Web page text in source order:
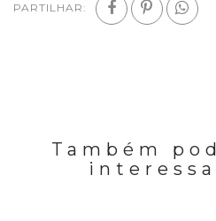
PARTILHAR:
Também